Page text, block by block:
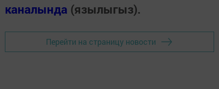
каналында (язылыгыз).
Перейти на страницу новости